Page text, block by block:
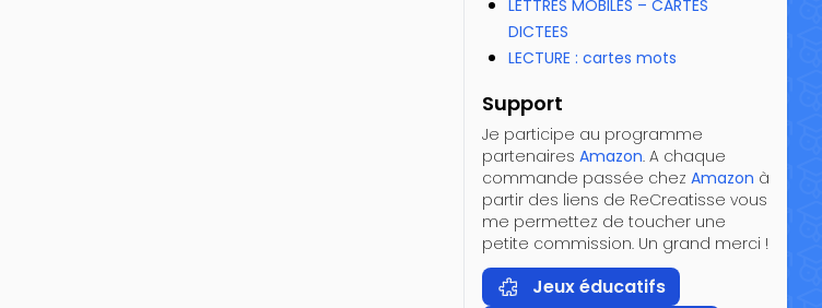
LETTRES MOBILES – CARTES
DICTEES
LECTURE : cartes mots
Support
Je participe au programme
partenaires Amazon. A chaque
commande passée chez Amazon à
partir des liens de ReCreatisse vous
me permettez de toucher une
petite commission. Un grand merci !
Jeux éducatifs